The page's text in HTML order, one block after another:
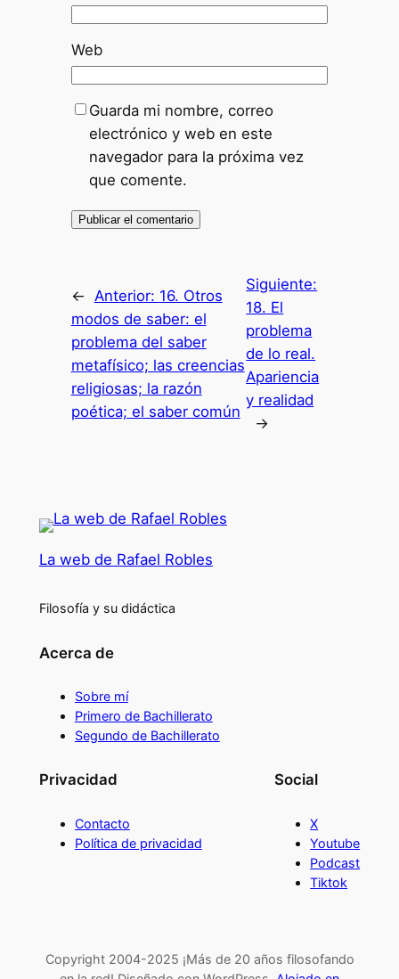
Web
Guarda mi nombre, correo
electrónico y web en este
navegador para la próxima vez
que comente.
← Anterior: 16. Otros
modos de saber: el
problema del saber
metafísico; las creencias
religiosas; la razón
poética; el saber común
Siguiente:
18. El
problema
de lo real.
Apariencia
y realidad
→
La web de Rafael Robles
Filosofía y su didáctica
Acerca de
Sobre mí
Primero de Bachillerato
Segundo de Bachillerato
Privacidad
Contacto
Política de privacidad
Social
X
Youtube
Podcast
Tiktok
Copyright 2004-2025 ¡Más de 20 años filosofando